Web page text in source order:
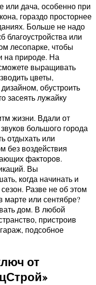
или дача, особенно при
гораздо просторнее
Больше не надо
благоустройства или
лесопарке, чтобы
на природе. На
выращивать
цветы,
обустроить
засеять лужайку
жизни. Вдали от
большого города
отдыхать или
без воздействия
факторов.
Вы
когда начинать и
Разве не об этом
марте или сентябре?
дом. В любой
пристроив
подсобное
от